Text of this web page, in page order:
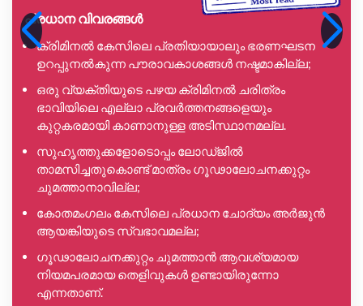
പ്രധാന വിവരങ്ങൾ
ക്രിമിനൽ കേസിലെ പ്രതിയായാലും ഭരണഘടന
ഉറപ്പുനൽകുന്ന പൗരാവകാശങ്ങൾ നഷ്ടമാകില്ല;
ഒരു വ്യക്തിയുടെ പഴയ ക്രിമിനൽ ചരിത്രം
ഭാവിയിലെ എല്ലാ പ്രവർത്തനങ്ങളെയും
കുറ്റകരമായി കാണാനുള്ള അടിസ്ഥാനമല്ല.
സുഹൃത്തുക്കളോടൊപ്പം ലോഡ്ജിൽ
താമസിച്ചതുകൊണ്ട് മാത്രം ഗൂഢാലോചനക്കുറ്റം
ചുമത്താനാവില്ല;
കോതമംഗലം കേസിലെ പ്രധാന ചോദ്യം അർജുൻ
ആയങ്കിയുടെ സ്വഭാവമല്ല;
ഗൂഢാലോചനക്കുറ്റം ചുമത്താൻ ആവശ്യമായ
നിയമപരമായ തെളിവുകൾ ഉണ്ടായിരുന്നോ
എന്നതാണ്.